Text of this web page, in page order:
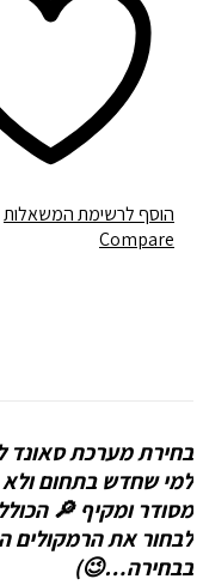
הוסף לרשימת המשאלות
Compare
בחירת מערכת סאונד
למי שחדש בתחום ולא
מסודר ומקיף 🔎
לבחור את הרמקולים
בבחירה…😉)